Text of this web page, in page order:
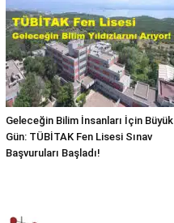
Geleceğin Bilim İnsanları İçin Büyük
Gün: TÜBİTAK Fen Lisesi Sınav
Başvuruları Başladı!